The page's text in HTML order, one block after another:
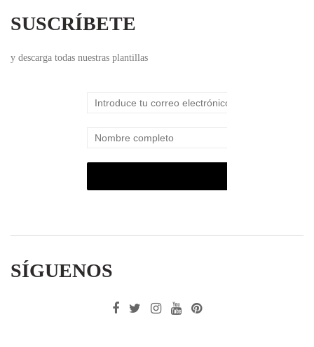
SUSCRÍBETE
y descarga todas nuestras plantillas
SÍGUENOS